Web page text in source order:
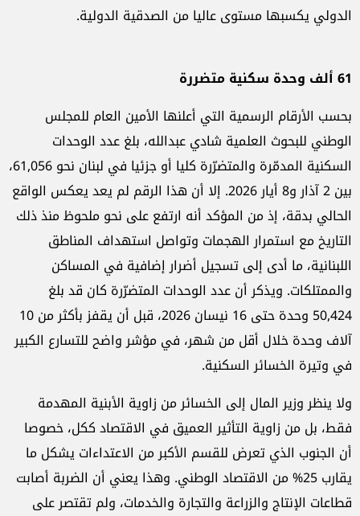
الدولي يكسبها مستوى عاليا من الصدقية الدولية.
61 ألف وحدة سكنية متضررة
بحسب الأرقام الرسمية التي أعلنها الأمين العام للمجلس
الوطني للبحوث العلمية شادي عبدالله، بلغ عدد الوحدات
السكنية المدمّرة والمتضرّرة كليا أو جزئيا في لبنان نحو 61,056،
بين 2 آذار و8 أيار 2026. إلا أن هذا الرقم لم يعد يعكس الواقع
الحالي بدقة، إذ من المؤكد أنه ارتفع على نحو ملحوظ منذ ذلك
التاريخ مع استمرار الهجمات وتواصل استهداف المناطق
اللبنانية، ما أدى إلى تسجيل أضرار إضافية في المساكن
والممتلكات. ويذكر أن عدد الوحدات المتضرّرة كان قد بلغ
50,424 وحدة حتى 16 نيسان 2026، قبل أن يقفز بأكثر من 10
آلاف وحدة خلال أقل من شهر، في مؤشر واضح للتسارع الكبير
في وتيرة الخسائر السكنية.
ولا ينظر وزير المال إلى الخسائر من زاوية الأبنية المهدمة
فقط، بل من زاوية التأثير العميق في الاقتصاد ككل، خصوصا
أن الجنوب الذي تعرض للقسم الأكبر من الاعتداءات يشكل ما
يقارب 25% من الاقتصاد الوطني. وهذا يعني أن الضربة أصابت
قطاعات الإنتاج والزراعة والتجارة والخدمات، ولم تقتصر على